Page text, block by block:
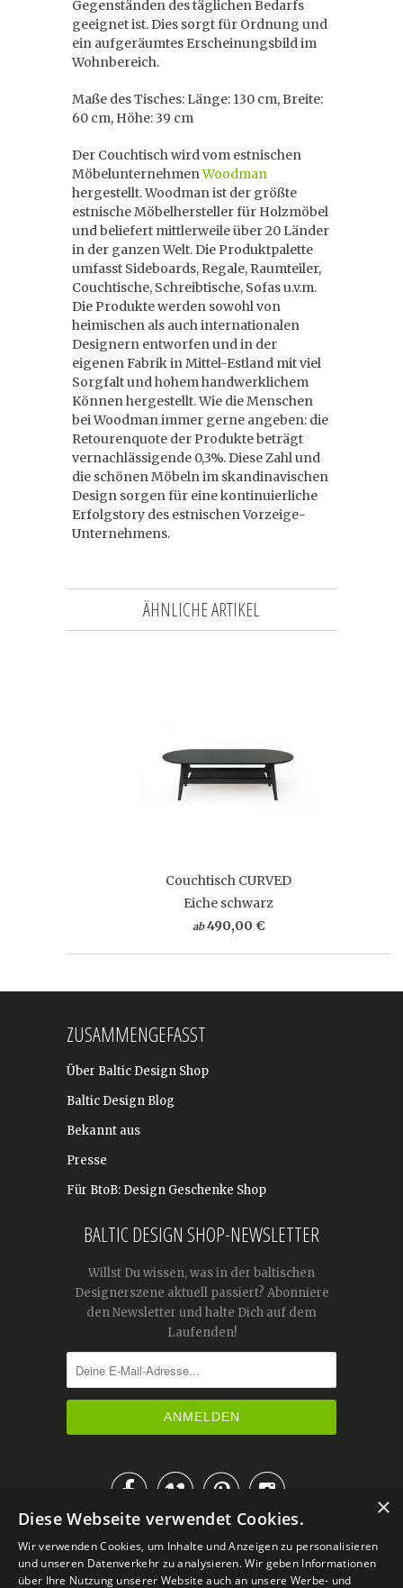
Gegenständen des täglichen Bedarfs
geeignet ist. Dies sorgt für Ordnung und
ein aufgeräumtes Erscheinungsbild im
Wohnbereich.
Maße des Tisches: Länge: 130 cm, Breite:
60 cm, Höhe: 39 cm
Der Couchtisch wird vom estnischen
MöbelunternehmenWoodman
hergestellt. Woodman ist der größte
estnische Möbelhersteller für Holzmöbel
und beliefert mittlerweile über 20 Länder
in der ganzen Welt. Die Produktpalette
umfasst Sideboards, Regale, Raumteiler,
Couchtische, Schreibtische, Sofas u.v.m.
Die Produkte werden sowohl von
heimischen als auch internationalen
Designern entworfen und in der
eigenen Fabrik in Mittel-Estland mit viel
Sorgfalt und hohem handwerklichem
Können hergestellt. Wie die Menschen
bei Woodman immer gerne angeben: die
Retourenquote der Produkte beträgt
vernachlässigende 0,3%. Diese Zahl und
die schönen Möbeln im skandinavischen
Design sorgen für eine kontinuierliche
Erfolgstory des estnischen Vorzeige-
Unternehmens.
ÄHNLICHE ARTIKEL
Couchtisch CURVED
Eiche schwarz
ab 490,00 €
ZUSAMMENGEFASST
Über Baltic Design Shop
Baltic Design Blog
Bekannt aus
Presse
Für BtoB: Design Geschenke Shop
BALTIC DESIGN SHOP-NEWSLETTER
Willst Du wissen, was in der baltischen
Designerszene aktuell passiert? Abonniere
den Newsletter und halte Dich auf dem
Laufenden!

IM KATALOG BLÄTTERN
×
Diese Webseite verwendet Cookies.
Wir verwenden Cookies, um Inhalte und Anzeigen zu personalisieren
und unseren Datenverkehr zu analysieren. Wir geben Informationen
über Ihre Nutzung unserer Website auch an unsere Werbe- und